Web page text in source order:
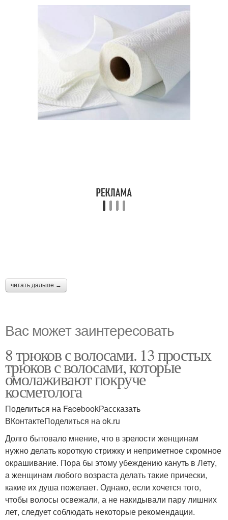
читать дальше →
Вас может заинтересовать
8 трюков с волосами. 13 простых
трюков с волосами, которые
омолаживают покруче
косметолога
Поделиться на FacebookРассказать
ВКонтактеПоделиться на ok.ru
Долго бытовало мнение, что в зрелости женщинам
нужно делать короткую стрижку и неприметное скромное
окрашивание. Пора бы этому убеждению кануть в Лету,
а женщинам любого возраста делать такие прически,
какие их душа пожелает. Однако, если хочется того,
чтобы волосы освежали, а не накидывали пару лишних
лет, следует соблюдать некоторые рекомендации.